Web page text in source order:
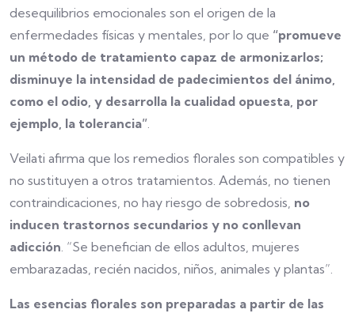
desequilibrios emocionales son el origen de la
enfermedades físicas y mentales, por lo que “promueve
un método de tratamiento capaz de armonizarlos;
disminuye la intensidad de padecimientos del ánimo,
como el odio, y desarrolla la cualidad opuesta, por
ejemplo, la tolerancia”.
Veilati afirma que los remedios florales son compatibles y
no sustituyen a otros tratamientos. Además, no tienen
contraindicaciones, no hay riesgo de sobredosis, no
inducen trastornos secundarios y no conllevan
adicción. “Se benefician de ellos adultos, mujeres
embarazadas, recién nacidos, niños, animales y plantas”.
Las esencias florales son preparadas a partir de las